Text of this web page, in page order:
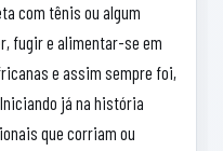
com tênis ou algum
fugir e alimentar-se em
e assim sempre foi,
já na história
que corriam ou